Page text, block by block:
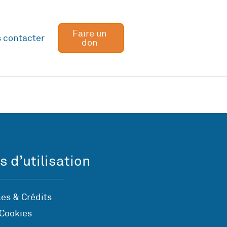
contacter
Faire un
don
d’utilisation
& Crédits